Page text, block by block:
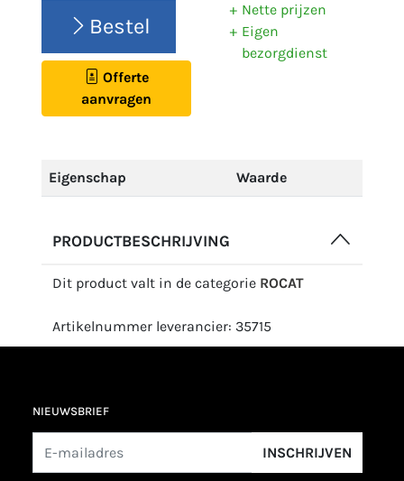
Bestel
Offerte
aanvragen
Nette prijzen
Eigen
bezorgdienst
Eigenschap Waarde
PRODUCTBESCHRIJVING
Dit product valt in de categorie ROCAT
Artikelnummer leverancier: 35715
NIEUWSBRIEF
INSCHRIJVEN